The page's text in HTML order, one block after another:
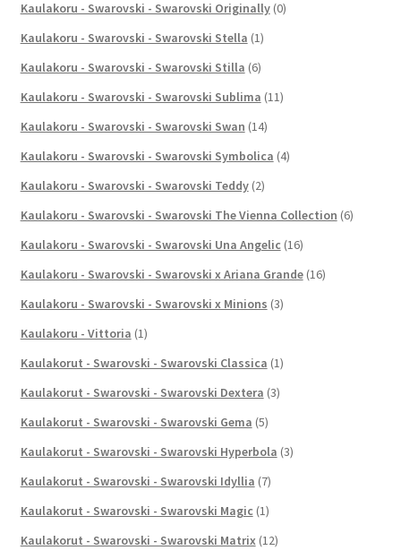
Kaulakoru - Swarovski - Swarovski Originally (0)
Kaulakoru - Swarovski - Swarovski Stella (1)
Kaulakoru - Swarovski - Swarovski Stilla (6)
Kaulakoru - Swarovski - Swarovski Sublima (11)
Kaulakoru - Swarovski - Swarovski Swan (14)
Kaulakoru - Swarovski - Swarovski Symbolica (4)
Kaulakoru - Swarovski - Swarovski Teddy (2)
Kaulakoru - Swarovski - Swarovski The Vienna Collection (6)
Kaulakoru - Swarovski - Swarovski Una Angelic (16)
Kaulakoru - Swarovski - Swarovski x Ariana Grande (16)
Kaulakoru - Swarovski - Swarovski x Minions (3)
Kaulakoru - Vittoria (1)
Kaulakorut - Swarovski - Swarovski Classica (1)
Kaulakorut - Swarovski - Swarovski Dextera (3)
Kaulakorut - Swarovski - Swarovski Gema (5)
Kaulakorut - Swarovski - Swarovski Hyperbola (3)
Kaulakorut - Swarovski - Swarovski Idyllia (7)
Kaulakorut - Swarovski - Swarovski Magic (1)
Kaulakorut - Swarovski - Swarovski Matrix (12)